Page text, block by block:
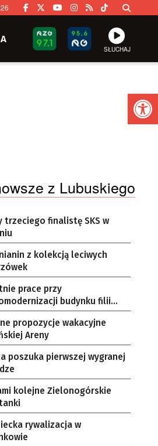
SŁUCHAJ
z Lubuskiego
trzeciego finalistę SKS w
z kolekcją leciwych
prace przy
budynku filii
Bajka
propozycje wakacyjne
Areny
poszuka pierwszej wygranej
kolejne Zielonogórskie
rywalizacja w